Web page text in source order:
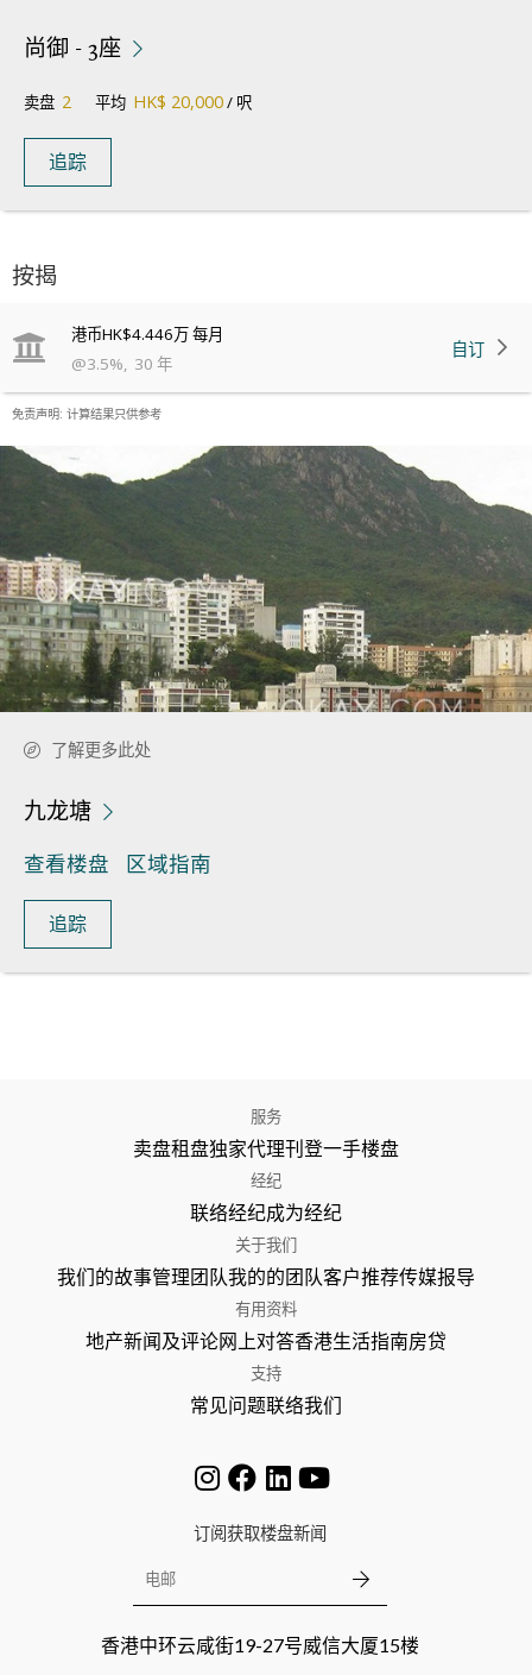
按揭
港币HK$4.446万每月
@3.5%, 30 年
自订
免责声明: 计算结果只供参考
尚御 - 3座
卖盘 2 平均 HK$ 20,000/ 呎
追踪
了解更多此处
九龙塘
查看楼盘 区域指南
追踪
服务
卖盘租盘独家代理刊登一手楼盘
经纪
联络经纪成为经纪
关于我们
我们的故事管理团队我的的团队客户推荐传媒报导
有用资料
地产新闻及评论网上对答香港生活指南房贷
支持
常见问题联络我们
订阅获取楼盘新闻
香港中环云咸街19-27号威信大厦15楼